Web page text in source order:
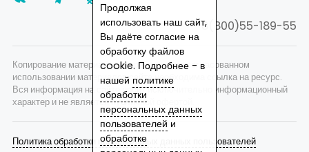
8(800)55-189-55
Политика обработки персональных данных пользователей
Копирование материалов запрещено, при согласованном
использовании материалов сайта необходима ссылка на ресурс.
Вся информация на сайте носит исключительно информационный
характер и не является публичной офертой.
Продолжая
использовать наш сайт,
Вы даёте согласие на
обработку файлов
cookie. Подробнее - в
нашей политике
обработки
персональных данных
пользователей и
обработке